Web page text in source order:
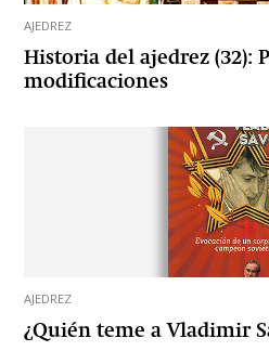
AJEDREZ
Historia del ajedrez (32):
modificaciones
AJEDREZ
¿Quién teme a Vladimir